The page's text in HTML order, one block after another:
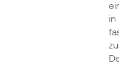
in